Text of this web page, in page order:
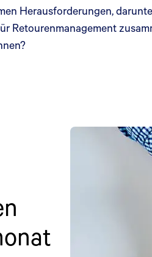
Herausforderungen,
Retourenmanagement